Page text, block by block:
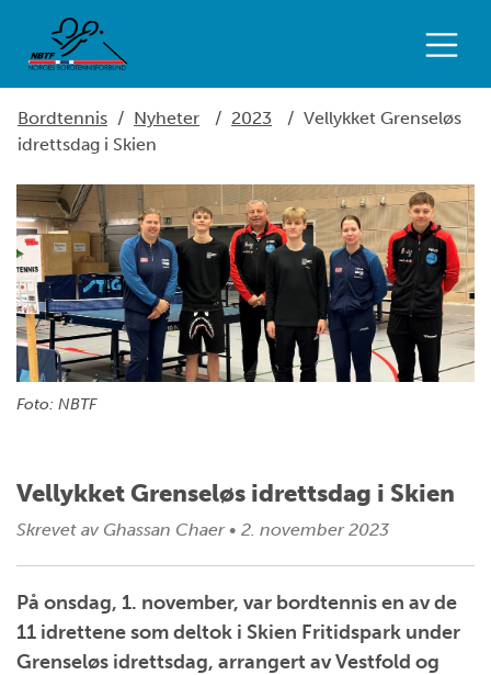
Bordtennis / Nyheter / 2023 / Vellykket Grenseløs
idrettsdag i Skien
Foto: NBTF
Vellykket Grenseløs idrettsdag i Skien
Skrevet av Ghassan Chaer • 2. november 2023
På onsdag, 1. november, var bordtennis en av de
11 idrettene som deltok i Skien Fritidspark under
Grenseløs idrettsdag, arrangert av Vestfold og